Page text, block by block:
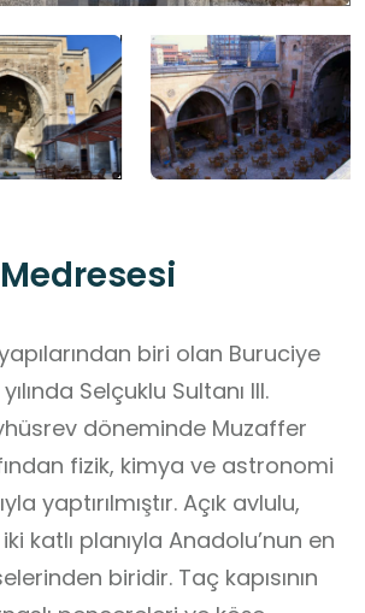
biri olan Buruciye
Selçuklu Sultanı III.
döneminde Muzaffer
fizik, kimya ve astronomi
yaptırılmıştır. Açık avlulu,
katlı planıyla Anadolu’nun en
biridir. Taç kapısının